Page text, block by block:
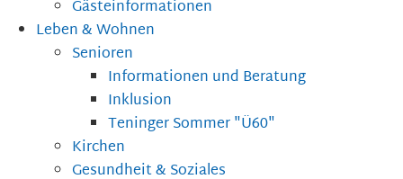
Gästeinformationen
Leben & Wohnen
Senioren
Informationen und Beratung
Inklusion
Teninger Sommer "Ü60"
Kirchen
Gesundheit & Soziales